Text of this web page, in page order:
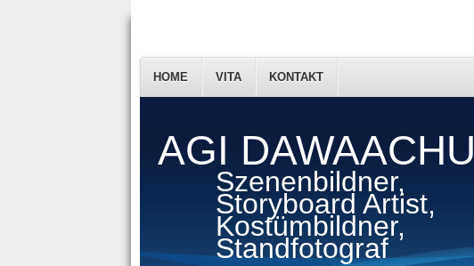
AGI DAWAACHU
Szenenbildner,
Storyboard Artist,
Kostümbildner,
Standfotograf
HOME VITA KONTAKT